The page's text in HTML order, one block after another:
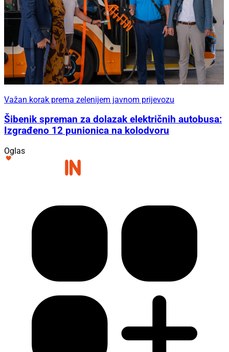
Važan korak prema zelenijem javnom prijevozu
Šibenik spreman za dolazak električnih autobusa:
Izgrađeno 12 punionica na kolodvoru
Oglas